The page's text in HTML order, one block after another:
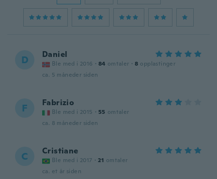
D Daniel
Ble med i 2016 · 84 omtaler · 8 opplastinger
ca. 5 måneder siden
F Fabrizio
Ble med i 2015 · 55 omtaler
ca. 8 måneder siden
C Cristiane
Ble med i 2017 · 21 omtaler
ca. et år siden